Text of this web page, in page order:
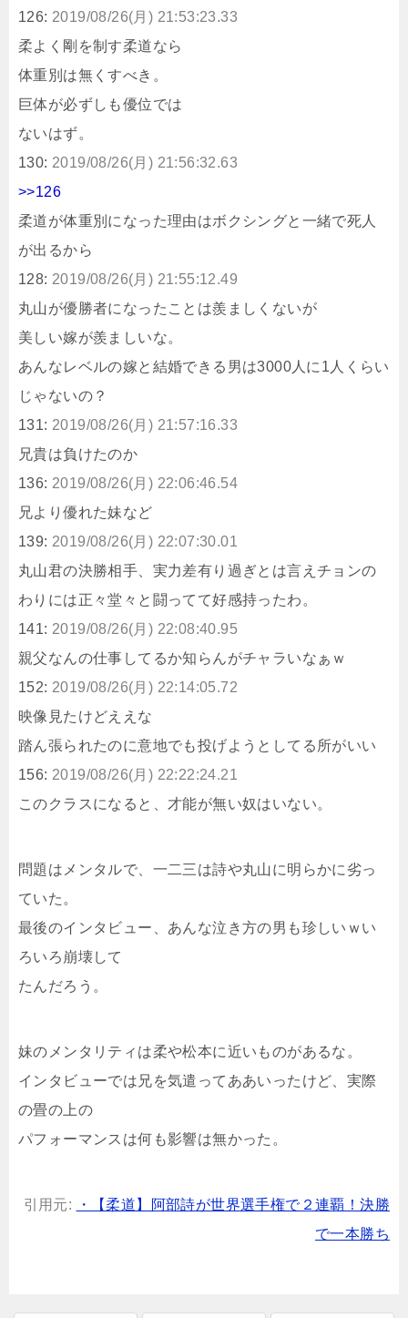
126: 2019/08/26(月) 21:53:23.33
柔よく剛を制す柔道なら
体重別は無くすべき。
巨体が必ずしも優位では
ないはず。
130: 2019/08/26(月) 21:56:32.63
>>126
柔道が体重別になった理由はボクシングと一緒で死人
が出るから
128: 2019/08/26(月) 21:55:12.49
丸山が優勝者になったことは羨ましくないが
美しい嫁が羨ましいな。
あんなレベルの嫁と結婚できる男は3000人に1人くらい
じゃないの？
131: 2019/08/26(月) 21:57:16.33
兄貴は負けたのか
136: 2019/08/26(月) 22:06:46.54
兄より優れた妹など
139: 2019/08/26(月) 22:07:30.01
丸山君の決勝相手、実力差有り過ぎとは言えチョンの
わりには正々堂々と闘ってて好感持ったわ。
141: 2019/08/26(月) 22:08:40.95
親父なんの仕事してるか知らんがチャラいなぁｗ
152: 2019/08/26(月) 22:14:05.72
映像見たけどええな
踏ん張られたのに意地でも投げようとしてる所がいい
156: 2019/08/26(月) 22:22:24.21
このクラスになると、才能が無い奴はいない。
問題はメンタルで、一二三は詩や丸山に明らかに劣っ
ていた。
最後のインタビュー、あんな泣き方の男も珍しいｗい
ろいろ崩壊して
たんだろう。
妹のメンタリティは柔や松本に近いものがあるな。
インタビューでは兄を気遣ってああいったけど、実際
の畳の上の
パフォーマンスは何も影響は無かった。
引用元:
・【柔道】阿部詩が世界選手権で２連覇！決勝
で一本勝ち